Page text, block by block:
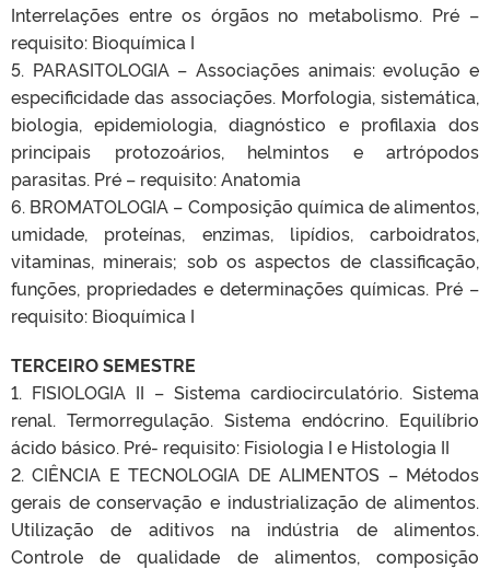
Interrelações entre os órgãos no metabolismo. Pré –
requisito: Bioquímica I
5. PARASITOLOGIA – Associações animais: evolução e
especificidade das associações. Morfologia, sistemática,
biologia, epidemiologia, diagnóstico e profilaxia dos
principais protozoários, helmintos e artrópodos
parasitas. Pré – requisito: Anatomia
6. BROMATOLOGIA – Composição química de alimentos,
umidade, proteínas, enzimas, lipídios, carboidratos,
vitaminas, minerais; sob os aspectos de classificação,
funções, propriedades e determinações químicas. Pré –
requisito: Bioquímica I
TERCEIRO SEMESTRE
1. FISIOLOGIA II – Sistema cardiocirculatório. Sistema
renal. Termorregulação. Sistema endócrino. Equilíbrio
ácido básico. Pré- requisito: Fisiologia I e Histologia II
2. CIÊNCIA E TECNOLOGIA DE ALIMENTOS – Métodos
gerais de conservação e industrialização de alimentos.
Utilização de aditivos na indústria de alimentos.
Controle de qualidade de alimentos, composição